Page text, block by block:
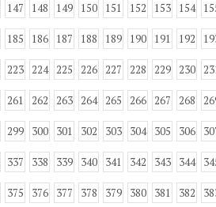
147 148 149 150 151 152 153 154
185 186 187 188 189 190 191 192
223 224 225 226 227 228 229 230
261 262 263 264 265 266 267 268
299 300 301 302 303 304 305 306
337 338 339 340 341 342 343 344
375 376 377 378 379 380 381 382